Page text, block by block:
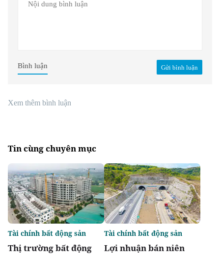
Gửi bình luận
Bình luận
Xem thêm bình luận
Tin cùng chuyên mục
Thị trường bất động
Tài chính bất động sản
Lợi nhuận bán niên
Tài chính bất động sản